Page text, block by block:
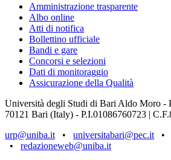
Amministrazione trasparente
Albo online
Atti di notifica
Bollettino ufficiale
Bandi e gare
Concorsi e selezioni
Dati di monitoraggio
Assicurazione della Qualità
Università degli Studi di Bari Aldo Moro -
70121 Bari (Italy) - P.I.01086760723 |
urp@uniba.it • universitabari@pec.it •
• redazioneweb@uniba.it